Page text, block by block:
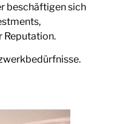
beschäftigen sich
Reputation.